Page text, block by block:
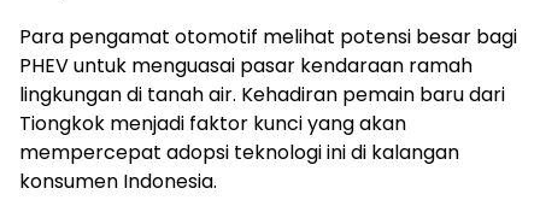
Para pengamat otomotif melihat potensi besar bagi
PHEV untuk menguasai pasar kendaraan ramah
lingkungan di tanah air. Kehadiran pemain baru dari
Tiongkok menjadi faktor kunci yang akan
mempercepat adopsi teknologi ini di kalangan
konsumen Indonesia.